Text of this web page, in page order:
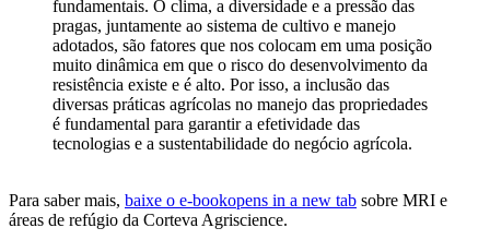
fundamentais. O clima, a diversidade e a pressão das
pragas, juntamente ao sistema de cultivo e manejo
adotados, são fatores que nos colocam em uma posição
muito dinâmica em que o risco do desenvolvimento da
resistência existe e é alto. Por isso, a inclusão das
diversas práticas agrícolas no manejo das propriedades
é fundamental para garantir a efetividade das
tecnologias e a sustentabilidade do negócio agrícola.
Para saber mais, baixe o e-bookopens in a new tab sobre MRI e
áreas de refúgio da Corteva Agriscience.